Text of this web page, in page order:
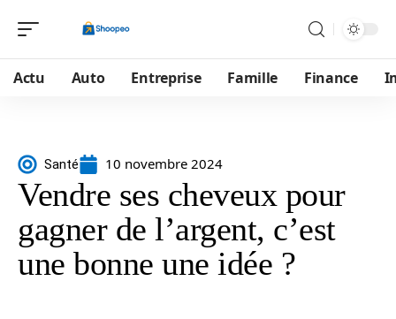
Actu Auto Entreprise Famille Finance
Santé 10 novembre 2024
Vendre ses cheveux pour
gagner de l’argent, c’est
une bonne une idée ?